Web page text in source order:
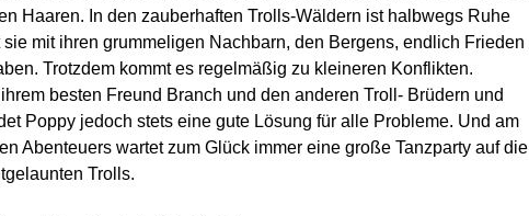
Haaren. In den zauberhaften Trolls-Wäldern ist halbwegs Ruhe
mit ihren grummeligen Nachbarn, den Bergens, endlich Frieden
Trotzdem kommt es regelmäßig zu kleineren Konflikten.
besten Freund Branch und den anderen Troll- Brüdern und
Poppy jedoch stets eine gute Lösung für alle Probleme. Und am
Abenteuers wartet zum Glück immer eine große Tanzparty auf die
Trolls.